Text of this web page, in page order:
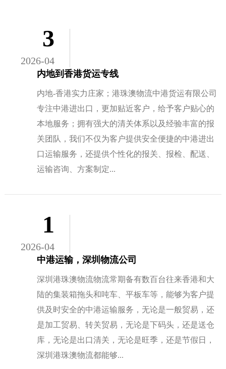
3
2026-04
内地到香港货运专线
内地-香港实力庄家；港珠澳物流中港货运有限公司
专注中港进出口，更加贴近客户，给予客户贴心的
本地服务；拥有强大的清关体系以及经验丰富的报
关团队，我们不仅为客户提供安全便捷的中港进出
口运输服务，还提供个性化的报关、报检、配送、
运输咨询、方案制定...
1
2026-04
中港运输，深圳物流公司
深圳港珠澳物流物流常期备有数百台往来香港和大
陆的集装箱拖头和吨车、平板车等，能够为客户提
供及时安全的中港运输服务，无论是一般贸易，还
是加工贸易、转关贸易，无论是下码头，还是送仓
库，无论是出口清关，无论是旺季，还是节假日，
深圳港珠澳物流都能够...